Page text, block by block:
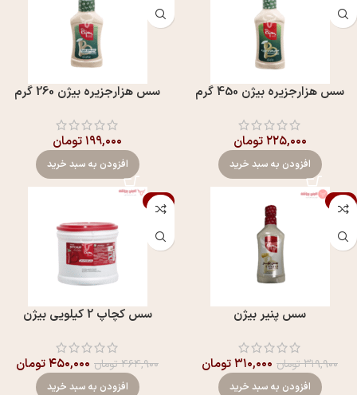
سس هزارجزيره بيژن 450 گرم
۲۲۵,۰۰۰تومان
افزودن به سبد خرید
سس هزارجزیره بيژن 260 گرم
۱۹۹,۰۰۰تومان
افزودن به سبد خرید
-3%
سس پنیر بیژن
۳۱۹,۹۰۰تومان ۳۱۰,۰۰۰تومان
افزودن به سبد خرید
-3%
سس کچاپ 2 کیلویی بيژن
۴۶۴,۹۰۰تومان ۴۵۰,۰۰۰تومان
افزودن به سبد خرید